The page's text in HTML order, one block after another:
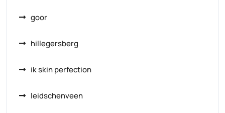
goor
hillegersberg
ik skin perfection
leidschenveen